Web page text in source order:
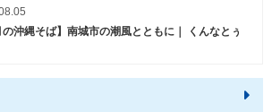
の沖縄そば】南城市の潮風とともに｜ くんなとぅ